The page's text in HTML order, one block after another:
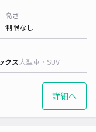
高さ
制限なし
クス大型車・SUV
詳細へ